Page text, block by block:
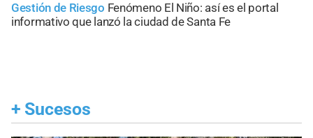
Gestión de Riesgo Fenómeno El Niño: así es el portal
informativo que lanzó la ciudad de Santa Fe
+ Sucesos